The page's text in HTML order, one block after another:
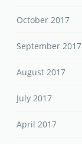
October 2017
September 2017
August 2017
July 2017
April 2017